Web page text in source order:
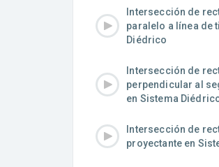
Intersección de
paralelo a línea de
Diédrico
Intersección de
perpendicular al
en Sistema
Intersección de
proyectante en